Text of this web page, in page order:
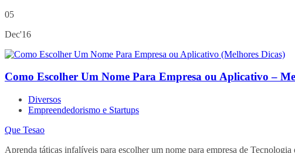
05
Dec'16
Como Escolher Um Nome Para Empresa ou Aplicativo –
Diversos
Empreendedorismo e Startups
Que Tesao
Aprenda táticas infalíveis para escolher um nome para empresa de